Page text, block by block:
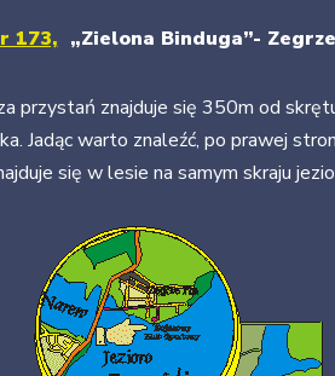
173, „Zielona Binduga”-
przystań znajduje się 350m od
Jadąc warto znaleźć, po prawej
się w lesie na samym skraju